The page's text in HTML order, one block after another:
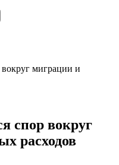
миграции и
спор вокруг
расходов